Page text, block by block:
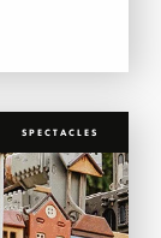
SPECTACLES